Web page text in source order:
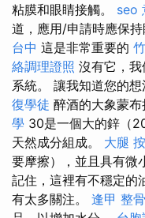
粘膜和眼睛接觸。 seo
道，應用/申請時應保持
台中 這是非常重要的
絡調理證照 沒有它，
系統。 讓我知道您的
復學徒 醉酒的大象蒙
學 30是一個大的鋅（
天然成分組成。 大腿
要摩擦），並且具有微
記住，這裡有不穩定的
有太多關注。 逢甲 整骨